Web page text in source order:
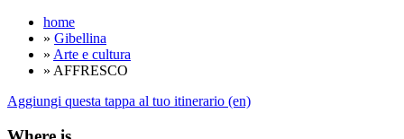
home
» Gibellina
» Arte e cultura
» AFFRESCO
Aggiungi questa tappa al tuo itinerario (en)